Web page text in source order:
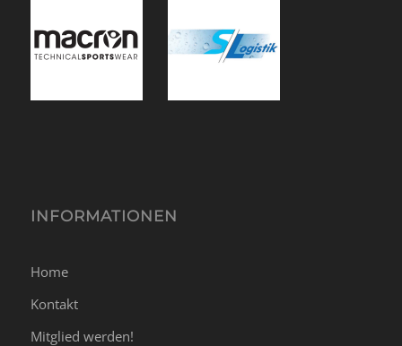
INFORMATIONEN
Home
Kontakt
Mitglied werden!